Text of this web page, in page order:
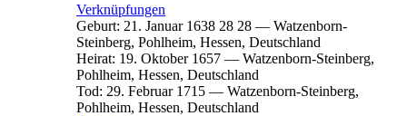
Verknüpfungen
Geburt: 21. Januar 1638 28 28 — Watzenborn-
Steinberg, Pohlheim, Hessen, Deutschland
Heirat: 19. Oktober 1657 — Watzenborn-Steinberg,
Pohlheim, Hessen, Deutschland
Tod: 29. Februar 1715 — Watzenborn-Steinberg,
Pohlheim, Hessen, Deutschland